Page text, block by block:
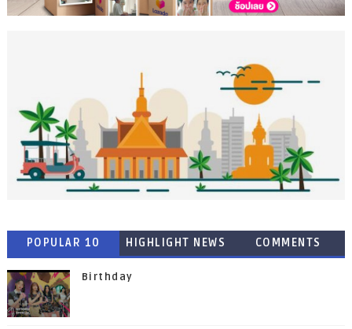
POPULAR 10 HIGHLIGHT NEWS COMMENTS
Birthday